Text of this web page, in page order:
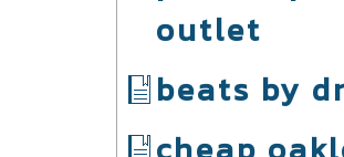
outlet
beats by